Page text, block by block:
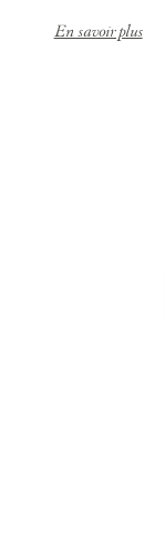
En savoir plus